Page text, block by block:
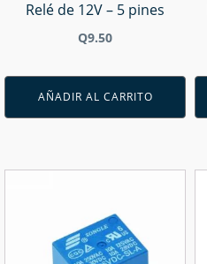
Relé de 12V – 5 pines
Q9.50
AÑADIR AL CARRITO